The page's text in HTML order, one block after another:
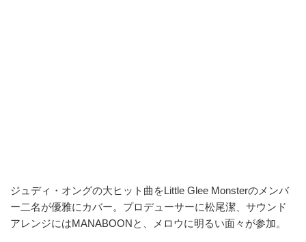
ジュディ・オングの大ヒット曲をLittle Glee Monsterのメンバ
ー二名が優雅にカバー。プロデューサーに松尾潔、サウンド
アレンジにはMANABOONと、メロウに明るい面々が参加。